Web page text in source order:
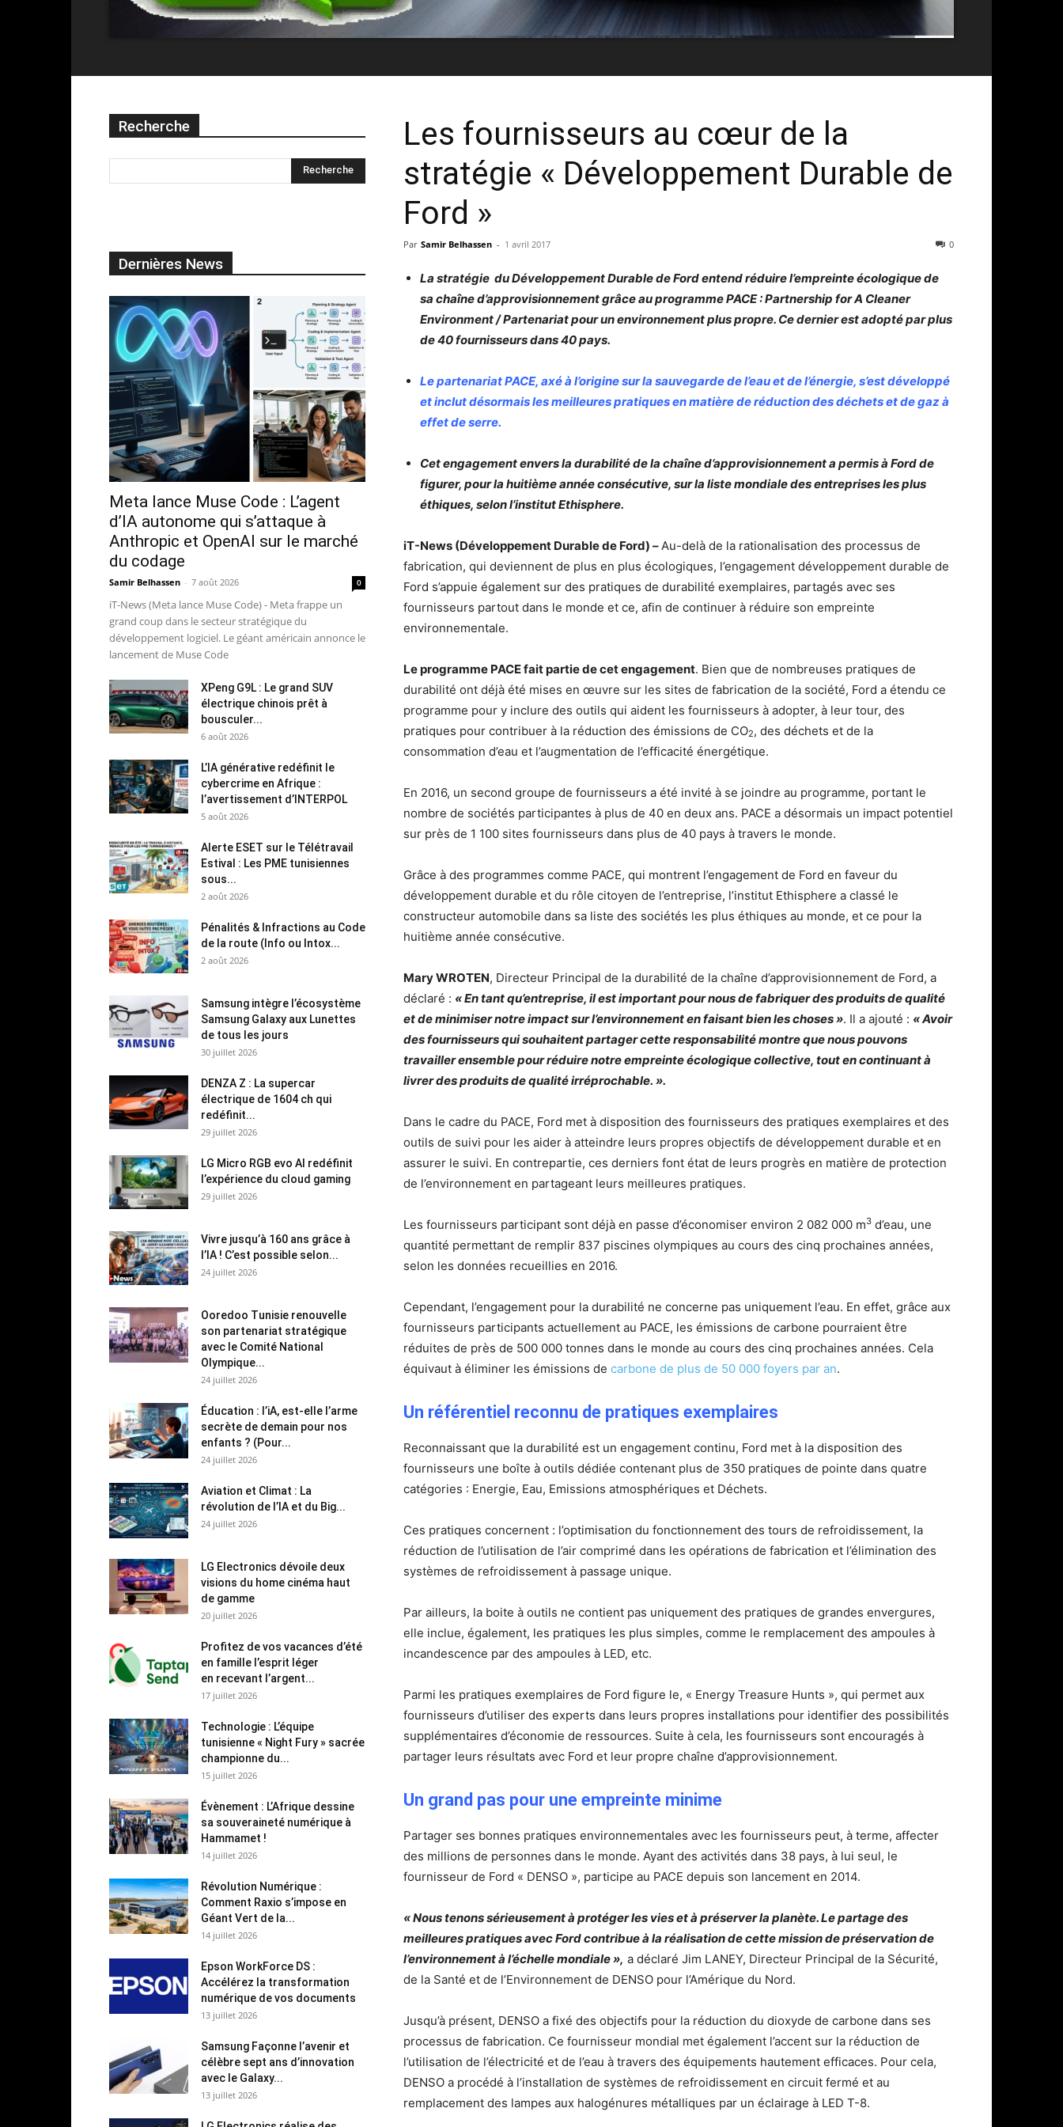
Les fournisseurs au cœur de la
stratégie « Développement Durable de
Ford »
Par Samir Belhassen - 1 avril 2017 0
La stratégie du Développement Durable de Ford entend réduire l’empreinte écologique de
sa chaîne d’approvisionnement grâce au programme PACE : Partnership for A Cleaner
Environment / Partenariat pour un environnement plus propre. Ce dernier est adopté par plus
de 40 fournisseurs dans 40 pays.
Le partenariat PACE, axé à l’origine sur la sauvegarde de l’eau et de l’énergie, s’est développé
et inclut désormais les meilleures pratiques en matière de réduction des déchets et de gaz à
effet de serre.
Cet engagement envers la durabilité de la chaîne d’approvisionnement a permis à Ford de
figurer, pour la huitième année consécutive, sur la liste mondiale des entreprises les plus
éthiques, selon l’institut Ethisphere.
iT-News (Développement Durable de Ford) – Au-delà de la rationalisation des processus de
fabrication, qui deviennent de plus en plus écologiques, l’engagement développement durable de
Ford s’appuie également sur des pratiques de durabilité exemplaires, partagés avec ses
fournisseurs partout dans le monde et ce, afin de continuer à réduire son empreinte
environnementale.
Le programme PACE fait partie de cet engagement. Bien que de nombreuses pratiques de
durabilité ont déjà été mises en œuvre sur les sites de fabrication de la société, Ford a étendu ce
programme pour y inclure des outils qui aident les fournisseurs à adopter, à leur tour, des
pratiques pour contribuer à la réduction des émissions de CO2, des déchets et de la
consommation d’eau et l’augmentation de l’efficacité énergétique.
En 2016, un second groupe de fournisseurs a été invité à se joindre au programme, portant le
nombre de sociétés participantes à plus de 40 en deux ans. PACE a désormais un impact potentiel
sur près de 1 100 sites fournisseurs dans plus de 40 pays à travers le monde.
Grâce à des programmes comme PACE, qui montrent l’engagement de Ford en faveur du
développement durable et du rôle citoyen de l’entreprise, l’institut Ethisphere a classé le
constructeur automobile dans sa liste des sociétés les plus éthiques au monde, et ce pour la
huitième année consécutive.
Mary WROTEN, Directeur Principal de la durabilité de la chaîne d’approvisionnement de Ford, a
déclaré : « En tant qu’entreprise, il est important pour nous de fabriquer des produits de qualité
et de minimiser notre impact sur l’environnement en faisant bien les choses ». Il a ajouté : « Avoir
des fournisseurs qui souhaitent partager cette responsabilité montre que nous pouvons
travailler ensemble pour réduire notre empreinte écologique collective, tout en continuant à
livrer des produits de qualité irréprochable. ».
Dans le cadre du PACE, Ford met à disposition des fournisseurs des pratiques exemplaires et des
outils de suivi pour les aider à atteindre leurs propres objectifs de développement durable et en
assurer le suivi. En contrepartie, ces derniers font état de leurs progrès en matière de protection
de l’environnement en partageant leurs meilleures pratiques.
Les fournisseurs participant sont déjà en passe d’économiser environ 2 082 000 m3 d’eau, une
quantité permettant de remplir 837 piscines olympiques au cours des cinq prochaines années,
selon les données recueillies en 2016.
Cependant, l’engagement pour la durabilité ne concerne pas uniquement l’eau. En effet, grâce aux
fournisseurs participants actuellement au PACE, les émissions de carbone pourraient être
réduites de près de 500 000 tonnes dans le monde au cours des cinq prochaines années. Cela
équivaut à éliminer les émissions de carbone de plus de 50 000 foyers par an.
Un référentiel reconnu de pratiques exemplaires
Reconnaissant que la durabilité est un engagement continu, Ford met à la disposition des
fournisseurs une boîte à outils dédiée contenant plus de 350 pratiques de pointe dans quatre
catégories : Energie, Eau, Emissions atmosphériques et Déchets.
Ces pratiques concernent : l’optimisation du fonctionnement des tours de refroidissement, la
réduction de l’utilisation de l’air comprimé dans les opérations de fabrication et l’élimination des
systèmes de refroidissement à passage unique.
Par ailleurs, la boite à outils ne contient pas uniquement des pratiques de grandes envergures,
elle inclue, également, les pratiques les plus simples, comme le remplacement des ampoules à
incandescence par des ampoules à LED, etc.
Parmi les pratiques exemplaires de Ford figure le, « Energy Treasure Hunts », qui permet aux
fournisseurs d’utiliser des experts dans leurs propres installations pour identifier des possibilités
supplémentaires d’économie de ressources. Suite à cela, les fournisseurs sont encouragés à
partager leurs résultats avec Ford et leur propre chaîne d’approvisionnement.
Un grand pas pour une empreinte minime
Partager ses bonnes pratiques environnementales avec les fournisseurs peut, à terme, affecter
des millions de personnes dans le monde. Ayant des activités dans 38 pays, à lui seul, le
fournisseur de Ford « DENSO », participe au PACE depuis son lancement en 2014.
« Nous tenons sérieusement à protéger les vies et à préserver la planète. Le partage des
meilleures pratiques avec Ford contribue à la réalisation de cette mission de préservation de
l’environnement à l’échelle mondiale », a déclaré Jim LANEY, Directeur Principal de la Sécurité,
de la Santé et de l’Environnement de DENSO pour l’Amérique du Nord.
Jusqu’à présent, DENSO a fixé des objectifs pour la réduction du dioxyde de carbone dans ses
processus de fabrication. Ce fournisseur mondial met également l’accent sur la réduction de
l’utilisation de l’électricité et de l’eau à travers des équipements hautement efficaces. Pour cela,
DENSO a procédé à l’installation de systèmes de refroidissement en circuit fermé et au
remplacement des lampes aux halogénures métalliques par un éclairage à LED T-8.
Recherche
Dernières News
Meta lance Muse Code : L’agent
d’IA autonome qui s’attaque à
Anthropic et OpenAI sur le marché
du codage
Samir Belhassen - 7 août 2026 0
iT-News (Meta lance Muse Code) - Meta frappe un
grand coup dans le secteur stratégique du
développement logiciel. Le géant américain annonce le
lancement de Muse Code
XPeng G9L : Le grand SUV
électrique chinois prêt à
bousculer...
6 août 2026
L’IA générative redéfinit le
cybercrime en Afrique :
l’avertissement d’INTERPOL
5 août 2026
Alerte ESET sur le Télétravail
Estival : Les PME tunisiennes
sous...
2 août 2026
Pénalités & Infractions au Code
de la route (Info ou Intox...
2 août 2026
Samsung intègre l’écosystème
Samsung Galaxy aux Lunettes
de tous les jours
30 juillet 2026
DENZA Z : La supercar
électrique de 1604 ch qui
redéfinit...
29 juillet 2026
LG Micro RGB evo AI redéfinit
l’expérience du cloud gaming
29 juillet 2026
Vivre jusqu’à 160 ans grâce à
l’IA ! C’est possible selon...
24 juillet 2026
Ooredoo Tunisie renouvelle
son partenariat stratégique
avec le Comité National
Olympique...
24 juillet 2026
Éducation : l’iA, est-elle l’arme
secrète de demain pour nos
enfants ? (Pour...
24 juillet 2026
Aviation et Climat : La
révolution de l’IA et du Big...
24 juillet 2026
LG Electronics dévoile deux
visions du home cinéma haut
de gamme
20 juillet 2026
Profitez de vos vacances d’été
en famille l’esprit léger
en recevant l’argent...
17 juillet 2026
Technologie : L’équipe
tunisienne « Night Fury » sacrée
championne du...
15 juillet 2026
Évènement : L’Afrique dessine
sa souveraineté numérique à
Hammamet !
14 juillet 2026
Révolution Numérique :
Comment Raxio s’impose en
Géant Vert de la...
14 juillet 2026
Epson WorkForce DS :
Accélérez la transformation
numérique de vos documents
13 juillet 2026
Samsung Façonne l’avenir et
célèbre sept ans d’innovation
avec le Galaxy...
13 juillet 2026